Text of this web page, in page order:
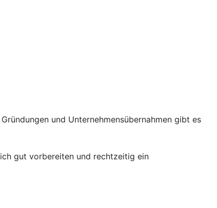
und Unternehmensübernahmen gibt es
gut vorbereiten und rechtzeitig ein